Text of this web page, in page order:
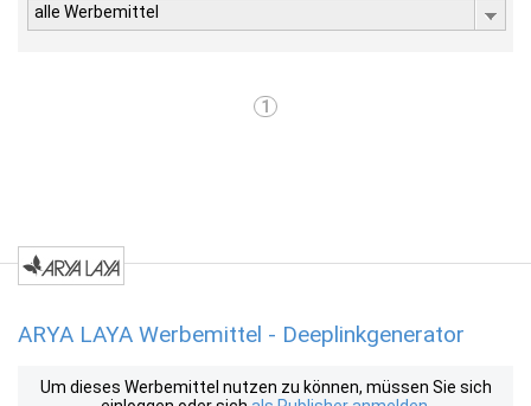
alle Werbemittel
1
ARYA LAYA Werbemittel - Deeplinkgenerator
Um dieses Werbemittel nutzen zu können, müssen Sie sich